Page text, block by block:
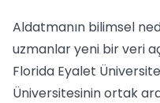
Aldatmanın bilimsel
uzmanlar yeni bir veri
Florida Eyalet
Üniversitesinin ortak